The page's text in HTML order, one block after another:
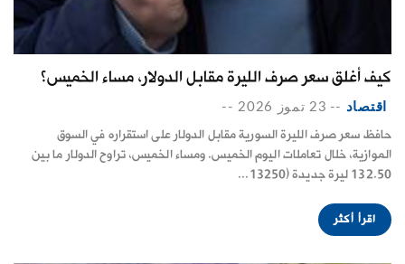
كيف أغلق سعر صرف الليرة مقابل الدولار، مساء الخميس؟
اقتصاد -- 23 تموز 2026 --
حافظ سعر صرف الليرة السورية مقابل الدولار على استقراره في السوق
الموازية، خلال تعاملات اليوم الخميس. ومساء الخميس، تراوح الدولار ما بين
132.50 ليرة جديدة (13250...
اقرأ أكثر